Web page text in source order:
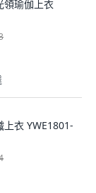
領瑜伽上衣
衣 YWE1801-